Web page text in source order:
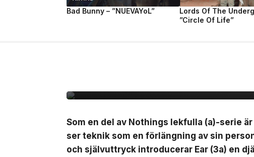
Bad Bunny – ”NUEVAYoL”
Lords Of The
”Circle Of Life”
Som en del av Nothings lekfulla (a)-serie
ser teknik som en förlängning av sin
och självuttryck introducerar Ear (3a) en